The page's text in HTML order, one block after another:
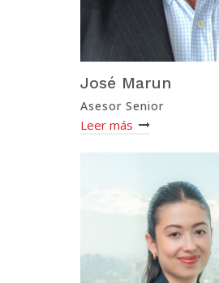
José Marun
Asesor Senior
Leer más